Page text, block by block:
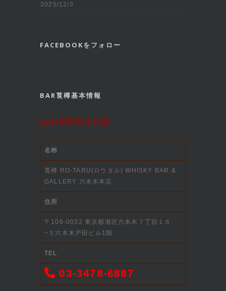
2025/12/3
FACEBOOKをフォロー
BAR莨樽基本情報
BAR莨樽基本情報
名称
莨樽 RO-TARU(ロウタル) WHISKY BAR &
GALLERY 六本木本店
住所
〒106-0032 東京都港区六本木７丁目１６
−５六本木戸田ビル1階
TEL
03-3478-6887